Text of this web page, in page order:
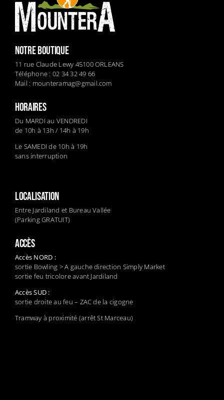
NOTRE BOUTIQUE
11 rue Claude Lewy 45100 ORLEANS
Téléphone : 02 34 32 49 66
Mail : mounteramag@gmail.com
HORAIRES
Du MARDI au VENDREDI
de 10h à 13h / 14h à 19h
Le SAMEDI de 10h à 19h
sans interruption
LOCALISATION
Entre Jardiland et Bureau Vallée
(Parking GRATUIT)
ACCÈS
Accès NORD :
sortie Bowling > A gauche direction Simply Market
sortie feu tricolore avant Jardiland
Accès SUD :
sortie droite au feu – ZAC de la cigogne
Tramway à proximité (arrêt St Marceau)